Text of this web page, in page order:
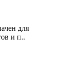
для
и п..